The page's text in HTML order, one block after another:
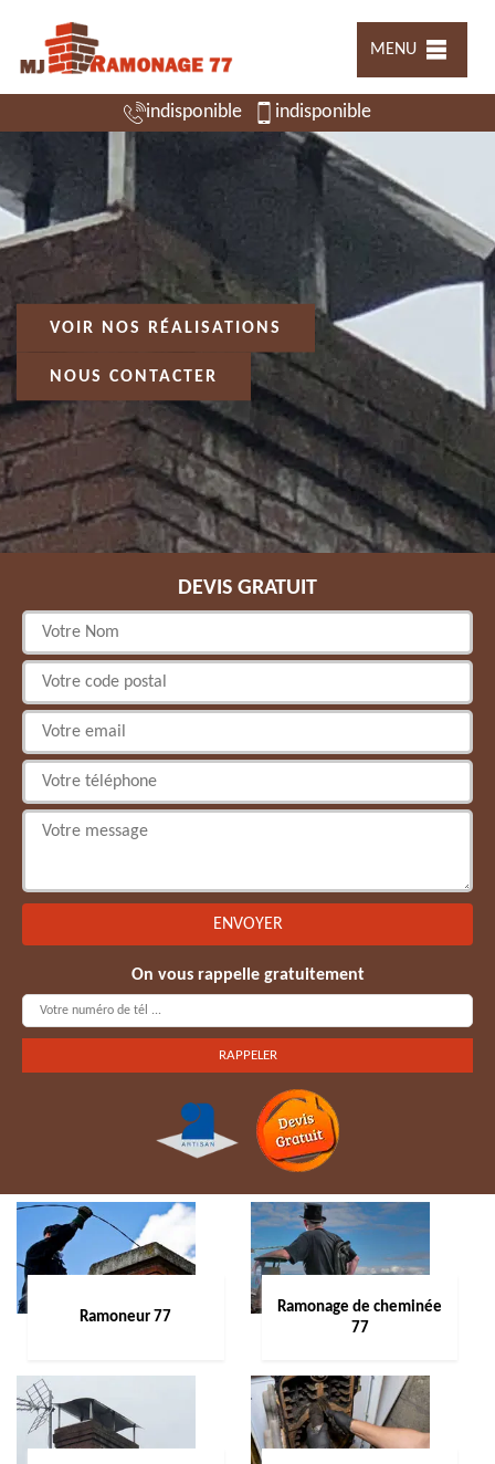
MENU
indisponible indisponible
VOIR NOS RÉALISATIONS
NOUS CONTACTER
DEVIS GRATUIT
On vous rappelle gratuitement
Ramoneur 77
Ramonage de cheminée
77